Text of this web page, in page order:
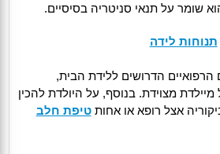
שומר על תנאי סניטריה בסיסיים.
תנוחות לידה
הרפואיים הדרושים ללידת הבית,
מצוידת. בנוסף, על היולדת להכין
אצל רופא או אחותטיפת חלב